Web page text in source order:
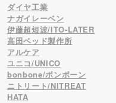
ダイヤ工業
ナガイレーベン
伊藤超短波/ITO-LATER
高田ベッド製作所
アルケア
ユニコ/UNICO
bonbone/ボンボーン
ニトリート/NITREAT
HATA